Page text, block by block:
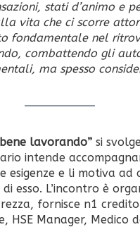
stati d’animo e
vita che ci scorre
fondamentale nel
combattendo gli
ma spesso
lavorando” si
intende
e li motiva ad
esso. L’incontro è
fornisce n1 credito
HSE Manager, Medico